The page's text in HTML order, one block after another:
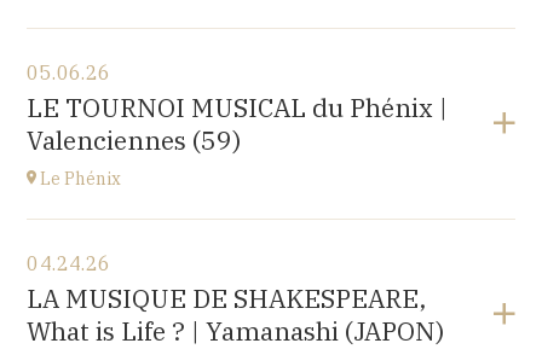
Salle multi-activités (du pôle scolaire Les Prés-Verts)
3 rue du Partage, 25410 Saint-Vit
at17H00
05.06.26
LE TOURNOI MUSICAL du Phénix |
Valenciennes (59)
Le Phénix
Le Phénix, Grand Théâtre, scène nationale (59)
Boulevard Harpignies, 59301 Valenciennes
at19H00
04.24.26
LA MUSIQUE DE SHAKESPEARE,
What is Life ? | Yamanashi (JAPON)